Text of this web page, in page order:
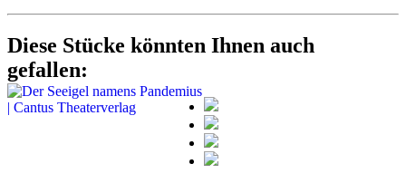
Diese Stücke könnten Ihnen auch
gefallen: